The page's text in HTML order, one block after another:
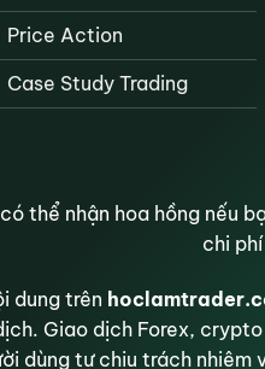
Price Action
Case Study Trading
thể nhận hoa hồng nếu
chi
dung trên
Giao dịch Forex,
dùng tự chịu trách nhiệm